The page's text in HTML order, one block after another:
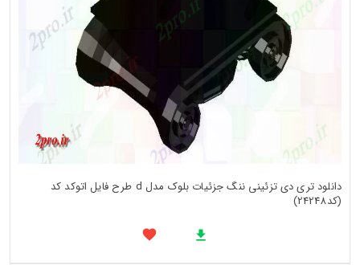
دانلود تری دی تزئینی ننگ جزئیات بلوک مدل d طرح فایل اتوکد کد
(کد24248)